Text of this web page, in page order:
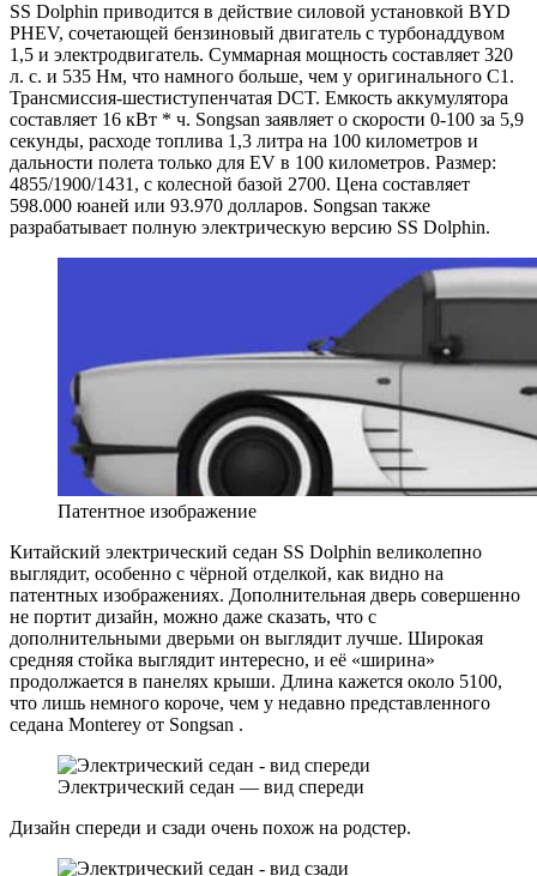
SS Dolphin приводится в действие силовой установкой BYD
PHEV, сочетающей бензиновый двигатель с турбонаддувом
1,5 и электродвигатель. Суммарная мощность составляет 320
л. с. и 535 Нм, что намного больше, чем у оригинального C1.
Трансмиссия-шестиступенчатая DCT. Емкость аккумулятора
составляет 16 кВт * ч. Songsan заявляет о скорости 0-100 за 5,9
секунды, расходе топлива 1,3 литра на 100 километров и
дальности полета только для EV в 100 километров. Размер:
4855/1900/1431, с колесной базой 2700. Цена составляет
598.000 юаней или 93.970 долларов. Songsan также
разрабатывает полную электрическую версию SS Dolphin.
Патентное изображение
Китайский электрический седан SS Dolphin великолепно
выглядит, особенно с чёрной отделкой, как видно на
патентных изображениях. Дополнительная дверь совершенно
не портит дизайн, можно даже сказать, что с
дополнительными дверьми он выглядит лучше. Широкая
средняя стойка выглядит интересно, и её «ширина»
продолжается в панелях крыши. Длина кажется около 5100,
что лишь немного короче, чем у недавно представленного
седана Monterey от Songsan .
Электрический седан — вид спереди
Дизайн спереди и сзади очень похож на родстер.